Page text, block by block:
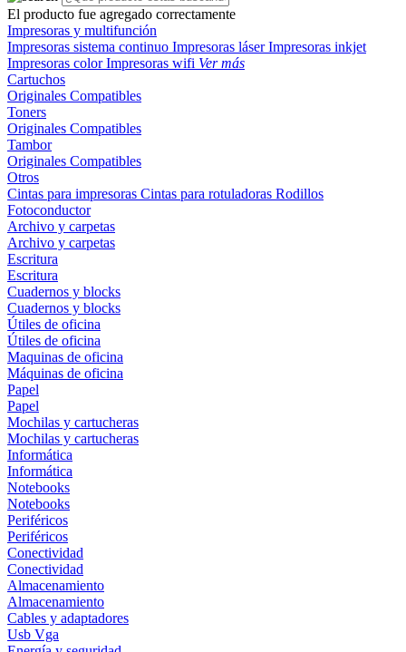
El producto fue agregado correctamente
Impresoras y multifunción
Impresoras sistema continuo Impresoras láserImpresoras inkjet
Impresoras colorImpresoras wifi Ver más
Cartuchos
Originales Compatibles
Toners
Originales Compatibles
Tambor
Originales Compatibles
Otros
Cintas para impresoras Cintas para rotuladoras Rodillos
Fotoconductor
Archivo y carpetas
Archivo y carpetas
Escritura
Escritura
Cuadernos y blocks
Cuadernos y blocks
Útiles de oficina
Útiles de oficina
Maquinas de oficina
Máquinas de oficina
Papel
Papel
Mochilas y cartucheras
Mochilas y cartucheras
Informática
Informática
Notebooks
Notebooks
Periféricos
Periféricos
Conectividad
Conectividad
Almacenamiento
Almacenamiento
Cables y adaptadores
Usb Vga